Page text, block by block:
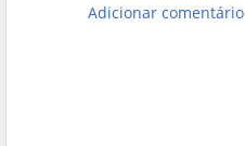
Adicionar comentário